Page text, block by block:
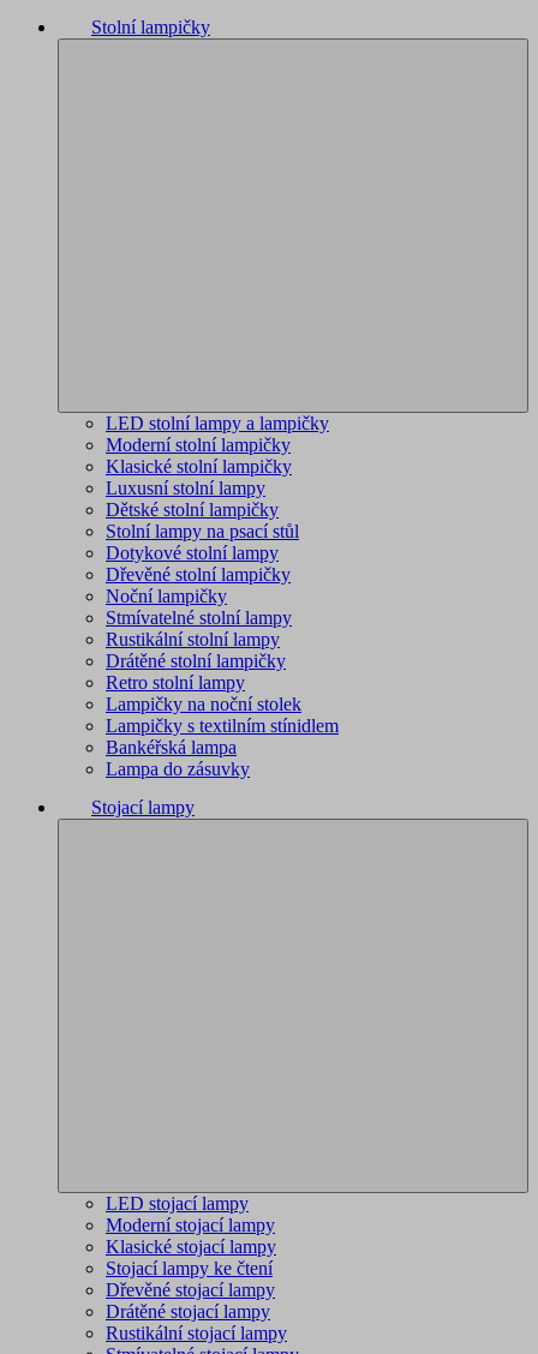
Stolní lampičky
LED stolní lampy a lampičky
Moderní stolní lampičky
Klasické stolní lampičky
Luxusní stolní lampy
Dětské stolní lampičky
Stolní lampy na psací stůl
Dotykové stolní lampy
Dřevěné stolní lampičky
Noční lampičky
Stmívatelné stolní lampy
Rustikální stolní lampy
Drátěné stolní lampičky
Retro stolní lampy
Lampičky na noční stolek
Lampičky s textilním stínidlem
Bankéřská lampa
Lampa do zásuvky
Stojací lampy
LED stojací lampy
Moderní stojací lampy
Klasické stojací lampy
Stojací lampy ke čtení
Dřevěné stojací lampy
Drátěné stojací lampy
Rustikální stojací lampy